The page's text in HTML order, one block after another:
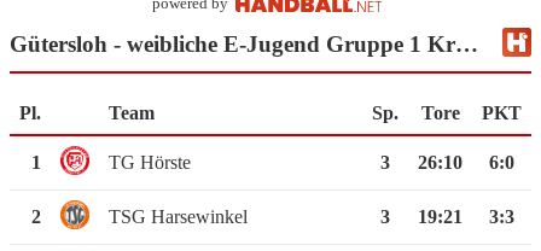
Gütersloh - weibliche E-Jugend Gruppe 1 Kreispokal
Pl. Team Sp. Tore PKT
1 TG Hörste 3 26:10 6:0
2 TSG Harsewinkel 3 19:21 3:3